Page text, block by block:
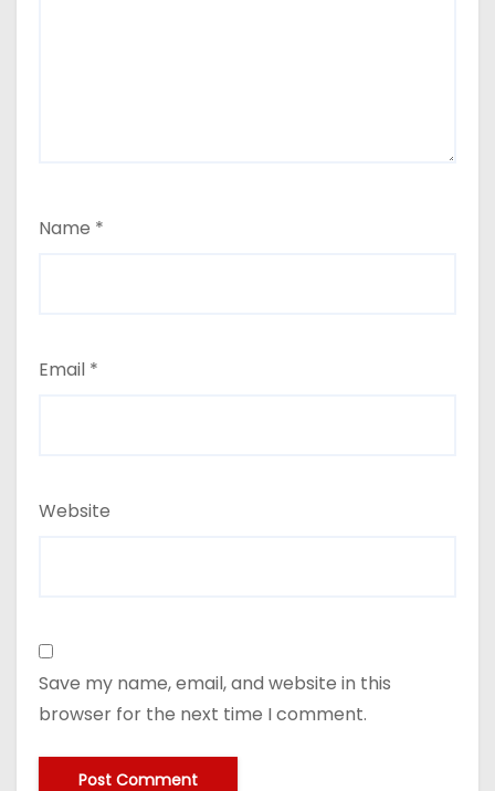
Name *
Email *
Website
Save my name, email, and website in this
browser for the next time I comment.